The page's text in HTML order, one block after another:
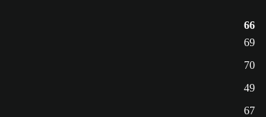
66
69
70
49
67